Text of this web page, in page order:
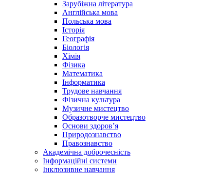
Зарубіжна література
Англійська мова
Польська мова
Історія
Географія
Біологія
Хімія
Фізика
Математика
Інформатика
Трудове навчання
Фізична культура
Музичне мистецтво
Образотворче мистецтво
Основи здоров’я
Природознавство
Правознавство
Академічна доброчесність
Інформаційні системи
Інклюзивне навчання